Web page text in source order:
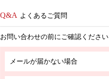
よくあるご質問
お問い合わせの前にご確認ください
メールが届かない場合